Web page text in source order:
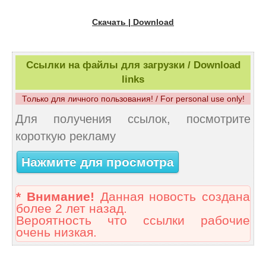
Скачать | Download
Ссылки на файлы для загрузки / Download
links
Только для личного пользования! / For personal use only!
Для получения ссылок, посмотрите
короткую рекламу
Нажмите для просмотра
* Внимание! Данная новость создана
более 2 лет назад.
Вероятность что ссылки рабочие
очень низкая.